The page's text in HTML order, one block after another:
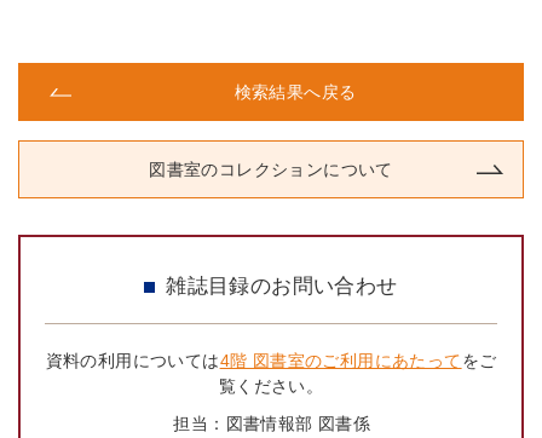
検索結果へ戻る
図書室のコレクションについて
雑誌目録のお問い合わせ
資料の利用については4階 図書室のご利用にあたってをご
覧ください。
担当： 図書情報部 図書係